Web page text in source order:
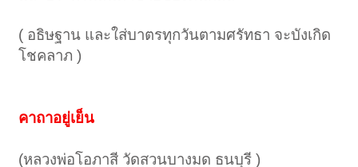
( อธิษฐาน และใส่บาตรทุกวันตามศรัทธา จะบังเกิด
โชคลาภ )
คาถาอยู่เย็น
(หลวงพ่อโอภาสี วัดสวนบางมด ธนบุรี )